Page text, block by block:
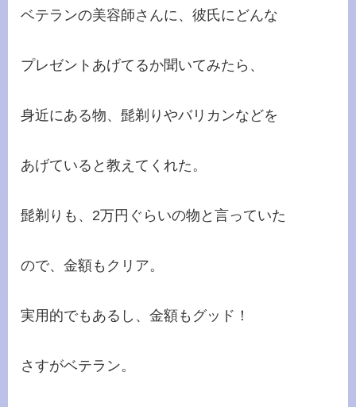
ベテランの美容師さんに、彼氏にどんな
プレゼントあげてるか聞いてみたら、
身近にある物、髭剃りやバリカンなどを
あげていると教えてくれた。
髭剃りも、2万円ぐらいの物と言っていた
ので、金額もクリア。
実用的でもあるし、金額もグッド！
さすがベテラン。